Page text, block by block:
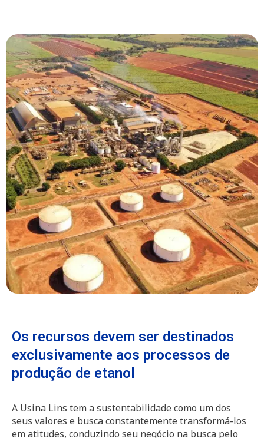
Os recursos devem ser destinados
exclusivamente aos processos de
produção de etanol
A Usina Lins tem a sustentabilidade como um dos
seus valores e busca constantemente transformá-los
em atitudes, conduzindo seu negócio na busca pelo